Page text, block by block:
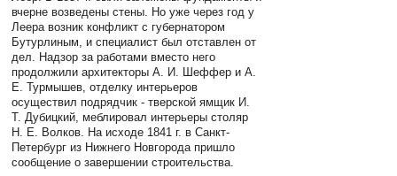
вчерне возведены стены. Но уже через год у
Леера возник конфликт с губернатором
Бутурлиным, и специалист был отставлен от
дел. Надзор за работами вместо него
продолжили архитекторы А. И. Шеффер и А.
Е. Турмышев, отделку интерьеров
осуществил подрядчик - тверской ямщик И.
Т. Дубицкий, меблировал интерьеры столяр
Н. Е. Волков. На исходе 1841 г. в Санкт-
Петербург из Нижнего Новгорода пришло
сообщение о завершении строительства.